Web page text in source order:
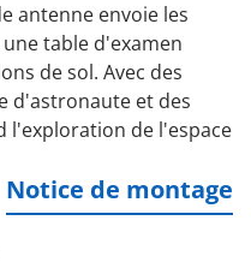
antenne envoie les
table d'examen
de sol. Avec des
d'astronaute et des
l'exploration de l'espace
Notice de montage